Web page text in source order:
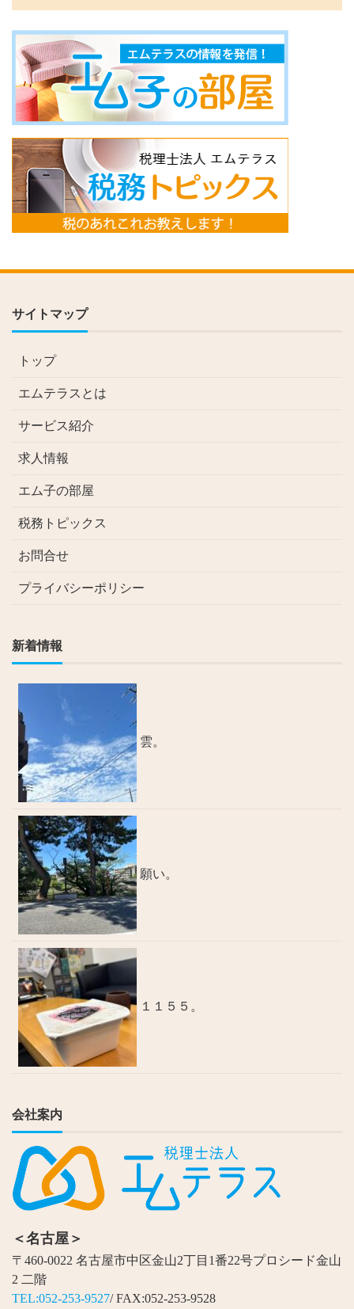
サイトマップ
トップ
エムテラスとは
サービス紹介
求人情報
エム子の部屋
税務トピックス
お問合せ
プライバシーポリシー
新着情報
雲。
願い。
１１５５。
会社案内
＜名古屋＞
〒460-0022 名古屋市中区金山2丁目1番22号プロシード金山
2 二階
TEL:052-253-9527/ FAX:052-253-9528